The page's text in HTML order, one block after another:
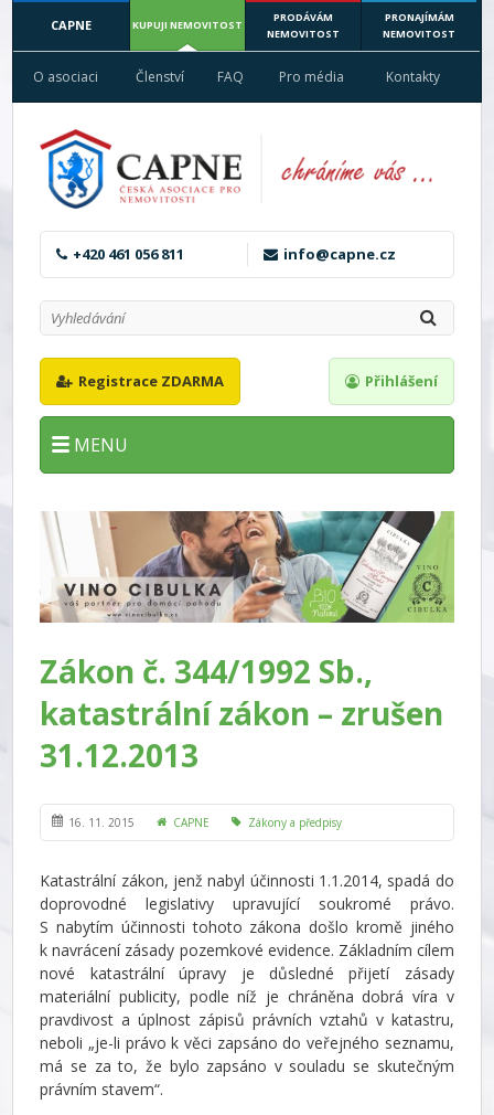
CAPNE KUPUJI NEMOVITOST
PRODÁVÁM
NEMOVITOST
PRONAJÍMÁM
NEMOVITOST
O asociaci Členství FAQ Pro média Kontakty
+420 461 056 811 info@capne.cz
Registrace ZDARMA Přihlášení
MENU
Zákon č. 344/1992 Sb.,
katastrální zákon – zrušen
31.12.2013
16. 11. 2015 CAPNE Zákony a předpisy
Katastrální zákon, jenž nabyl účinnosti 1.1.2014, spadá do
doprovodné legislativy upravující soukromé právo.
S nabytím účinnosti tohoto zákona došlo kromě jiného
k navrácení zásady pozemkové evidence. Základním cílem
nové katastrální úpravy je důsledné přijetí zásady
materiální publicity, podle níž je chráněna dobrá víra v
pravdivost a úplnost zápisů právních vztahů v katastru,
neboli „je-li právo k věci zapsáno do veřejného seznamu,
má se za to, že bylo zapsáno v souladu se skutečným
právním stavem“.